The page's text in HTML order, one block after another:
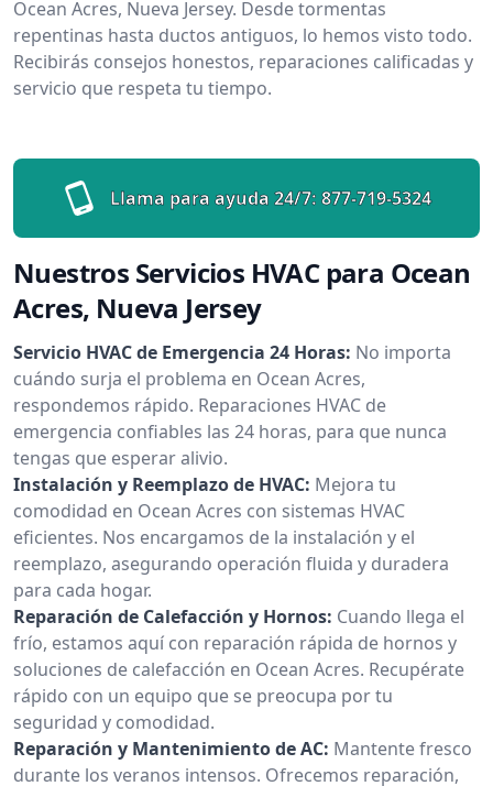
Ocean Acres, Nueva Jersey. Desde tormentas
repentinas hasta ductos antiguos, lo hemos visto todo.
Recibirás consejos honestos, reparaciones calificadas y
servicio que respeta tu tiempo.
Llama para ayuda 24/7: 877-719-5324
Nuestros Servicios HVAC para Ocean
Acres, Nueva Jersey
Servicio HVAC de Emergencia 24 Horas: No importa
cuándo surja el problema en Ocean Acres,
respondemos rápido. Reparaciones HVAC de
emergencia confiables las 24 horas, para que nunca
tengas que esperar alivio.
Instalación y Reemplazo de HVAC: Mejora tu
comodidad en Ocean Acres con sistemas HVAC
eficientes. Nos encargamos de la instalación y el
reemplazo, asegurando operación fluida y duradera
para cada hogar.
Reparación de Calefacción y Hornos: Cuando llega el
frío, estamos aquí con reparación rápida de hornos y
soluciones de calefacción en Ocean Acres. Recupérate
rápido con un equipo que se preocupa por tu
seguridad y comodidad.
Reparación y Mantenimiento de AC: Mantente fresco
durante los veranos intensos. Ofrecemos reparación,